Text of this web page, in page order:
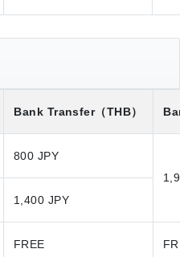
Bank Transfer（THB）
800 JPY
1,400 JPY
FREE